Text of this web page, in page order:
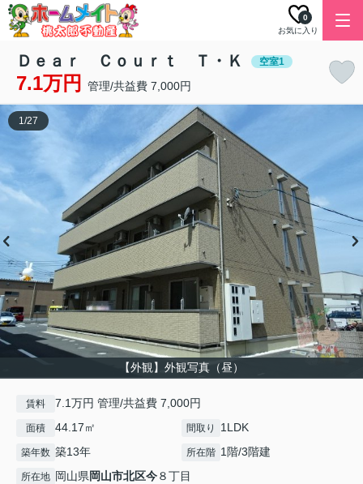
お気に入り
0
Ｄｅａｒ Ｃｏｕｒｔ Ｔ・Ｋ 空室1
7.1万円 管理/共益費 7,000円
【外観】外観写真（昼）
1/27
賃料 7.1万円 管理/共益費 7,000円
面積 44.17㎡ 間取り 1LDK
築年数 築13年 所在階 1階/3階建
所在地 岡山県岡山市北区今８丁目